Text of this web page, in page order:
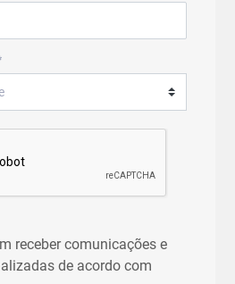
receber comunicações e
de acordo com